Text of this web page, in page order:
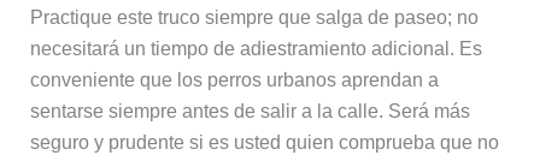
Practique este truco siempre que salga de paseo; no
necesitará un tiempo de adiestramiento adicional. Es
conveniente que los perros urbanos aprendan a
sentarse siempre antes de salir a la calle. Será más
seguro y prudente si es usted quien comprueba que no